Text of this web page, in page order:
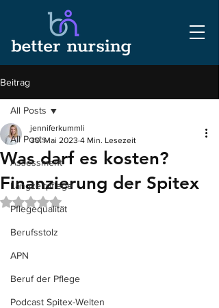
Beitrag
All Posts
Assessment
Langzeitpflege
Pflegequalität
Berufsstolz
APN
Beruf der Pflege
Podcast Spitex-Welten
All Posts
Was darf es kosten?
Finanzierung der Spitex
jenniferkummli
30. Mai 2023 4 Min. Lesezeit
Mit NaN von 5 Sternen bewertet.